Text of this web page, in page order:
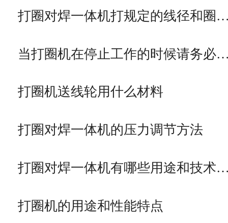
打圈对焊一体机打规定的线径和圈
当打圈机在停止工作的时候请务必
打圈机送线轮用什么材料
打圈对焊一体机的压力调节方法
打圈对焊一体机有哪些用途和技术
打圈机的用途和性能特点